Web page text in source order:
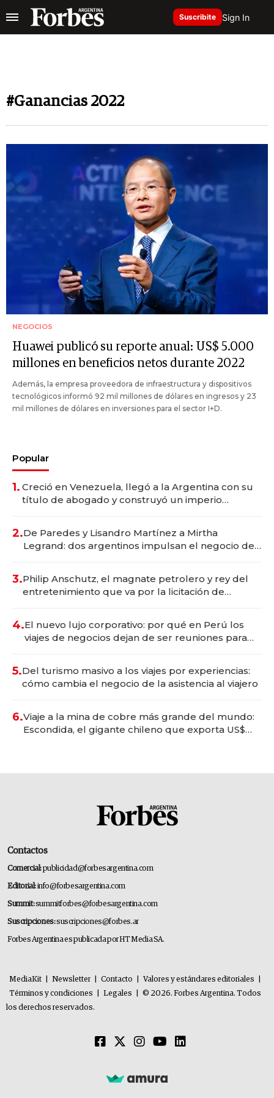
Suscribite Sign In
#Ganancias 2022
NEGOCIOS
Huawei publicó su reporte anual: US$ 5.000
millones en beneficios netos durante 2022
Además, la empresa proveedora de infraestructura y dispositivos
tecnológicos informó 92 mil millones de dólares en ingresos y 23
mil millones de dólares en inversiones para el sector I+D.
Popular
1. Creció en Venezuela, llegó a la Argentina con su
título de abogado y construyó un imperio
2.De Paredes y Lisandro Martínez a Mirtha
Legrand: dos argentinos impulsan el negocio del
3.Philip Anschutz, el magnate petrolero y rey del
entretenimiento que va por la licitación de
4.El nuevo lujo corporativo: por qué en Perú los
viajes de negocios dejan de ser reuniones para
5.Del turismo masivo a los viajes por experiencias:
cómo cambia el negocio de la asistencia al viajero
6.Viaje a la mina de cobre más grande del mundo:
Escondida, el gigante chileno que exporta US$
Contactos
Comercial:publicidad@forbesargentina.com
Editorial:info@forbesargentina.com
Summit:summitforbes@forbesargentina.com
Suscripciones:suscripciones@forbes.ar
Forbes Argentina es publicada por HT Media SA.
MediaKit Newsletter Contacto Valores y estándares editoriales
Términos y condiciones
Legales
© 2026. Forbes Argentina. Todos
los derechos reservados.